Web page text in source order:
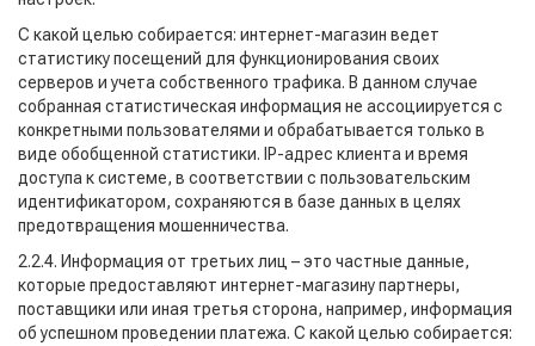
С какой целью собирается: интернет-магазин ведет
статистику посещений для функционирования своих
серверов и учета собственного трафика. В данном случае
собранная статистическая информация не ассоциируется с
конкретными пользователями и обрабатывается только в
виде обобщенной статистики. IP-адрес клиента и время
доступа к системе, в соответствии с пользовательским
идентификатором, сохраняются в базе данных в целях
предотвращения мошенничества.
2.2.4. Информация от третьих лиц – это частные данные,
которые предоставляют интернет-магазину партнеры,
поставщики или иная третья сторона, например, информация
об успешном проведении платежа. С какой целью собирается: